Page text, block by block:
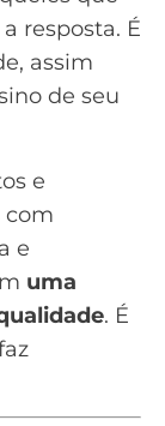
resposta. É
assim
de seu
e
com
e
uma
. É